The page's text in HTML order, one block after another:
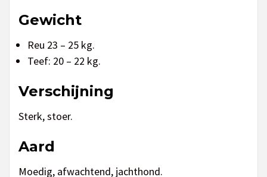
Gewicht
Reu 23 – 25 kg.
Teef: 20 – 22 kg.
Verschijning
Sterk, stoer.
Aard
Moedig, afwachtend, jachthond.